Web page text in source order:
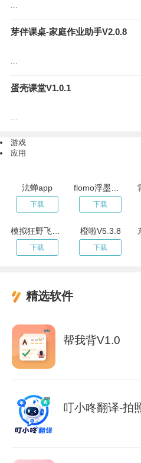
...
芽伴课桌-家庭作业助手V2.0.8
...
蛋壳课堂V1.0.1
...
游戏
应用
法蝉app
下载 下载
模拟狂野飞车-极品狂飙高手v1.0.6
下载
橙啦V5.3.8
下载
精选软件
帮我背V1.0
叮小咚翻译-拍